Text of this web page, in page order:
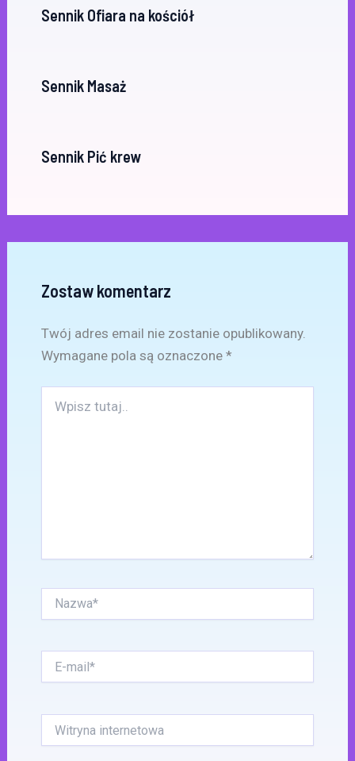
Sennik Ofiara na kościół
Sennik Masaż
Sennik Pić krew
Zostaw komentarz
Twój adres email nie zostanie opublikowany.
Wymagane pola są oznaczone *
tutaj..
mail*
internetowa